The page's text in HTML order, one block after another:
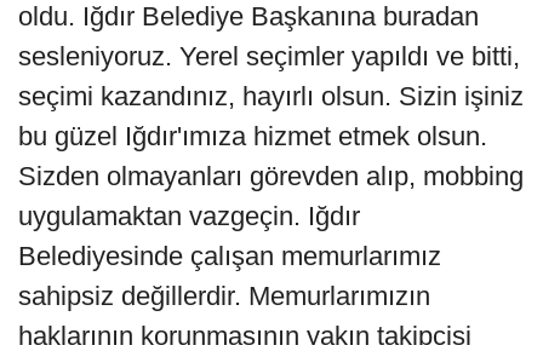
oldu. Iğdır Belediye Başkanına buradan
sesleniyoruz. Yerel seçimler yapıldı ve bitti,
seçimi kazandınız, hayırlı olsun. Sizin işiniz
bu güzel Iğdır'ımıza hizmet etmek olsun.
Sizden olmayanları görevden alıp, mobbing
uygulamaktan vazgeçin. Iğdır
Belediyesinde çalışan memurlarımız
sahipsiz değillerdir. Memurlarımızın
haklarının korunmasının yakın takipçisi